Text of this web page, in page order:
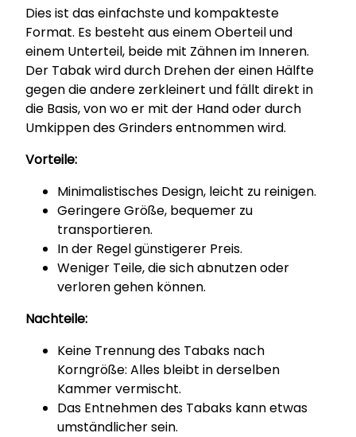
Dies ist das einfachste und kompakteste
Format. Es besteht aus einem Oberteil und
einem Unterteil, beide mit Zähnen im Inneren.
Der Tabak wird durch Drehen der einen Hälfte
gegen die andere zerkleinert und fällt direkt in
die Basis, von wo er mit der Hand oder durch
Umkippen des Grinders entnommen wird.
Vorteile:
Minimalistisches Design, leicht zu reinigen.
Geringere Größe, bequemer zu
transportieren.
In der Regel günstigerer Preis.
Weniger Teile, die sich abnutzen oder
verloren gehen können.
Nachteile:
Keine Trennung des Tabaks nach
Korngröße: Alles bleibt in derselben
Kammer vermischt.
Das Entnehmen des Tabaks kann etwas
umständlicher sein.